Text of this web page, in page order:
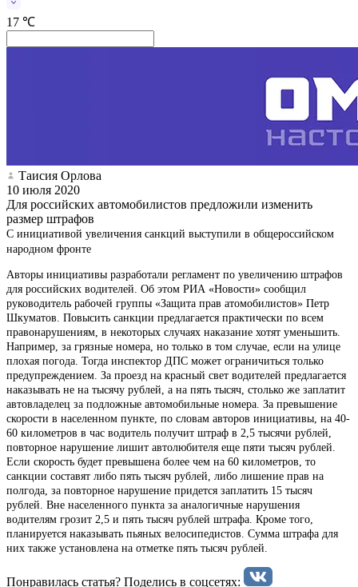
17 ℃
Таисия Орлова
10 июля 2020
Для российских автомобилистов предложили изменить
размер штрафов
С инициативой увеличения санкций выступили в общероссийском
народном фронте
Авторы инициативы разработали регламент по увеличению штрафов
для российских водителей. Об этом РИА «Новости» сообщил
руководитель рабочей группы «Защита прав атомобилистов» Петр
Шкуматов. Повысить санкции предлагается практически по всем
правонарушениям, в некоторых случаях наказание хотят уменьшить.
Например, за грязные номера, но только в том случае, если на улице
плохая погода. Тогда инспектор ДПС может ограничиться только
предупреждением. За проезд на красный свет водителей предлагается
наказывать не на тысячу рублей, а на пять тысяч, столько же заплатит
автовладелец за подложные автомобильные номера. За превышение
скорости в населенном пункте, по словам авторов инициативы, на 40-
60 километров в час водитель получит штраф в 2,5 тысячи рублей,
повторное нарушение лишит автолюбителя еще пяти тысяч рублей.
Если скорость будет превышена более чем на 60 километров, то
санкции составят либо пять тысяч рублей, либо лишение прав на
полгода, за повторное нарушение придется заплатить 15 тысяч
рублей. Вне населенного пункта за аналогичные нарушения
водителям грозит 2,5 и пять тысяч рублей штрафа. Кроме того,
планируется наказывать пьяных велосипедистов. Сумма штрафа для
них также установлена на отметке пять тысяч рублей.
Понравилась статья? Поделиcь в соцсетях: